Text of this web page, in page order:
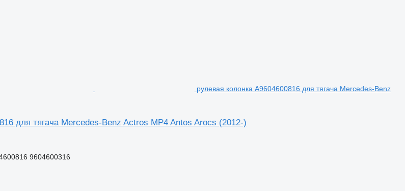
рулевая колонка A9604600816 для тягача Mercedes-Benz
для тягача Mercedes-Benz Actros MP4 Antos Arocs (2012-)
9604600316